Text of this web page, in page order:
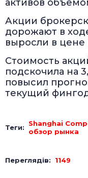
активов
Акции
дорожают в
выросли в цене
Стоимость
подскочила на
повысил
текущий
Теги: Shanghai
обзор рынка
Переглядів: 1149